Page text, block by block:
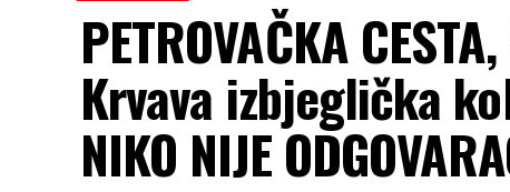
PETROVAČKA
Krvava izbjeglička
NIKO NIJE